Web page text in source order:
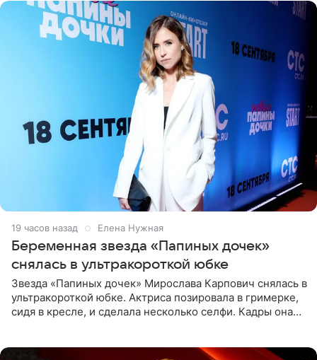
19 часов назад Елена Нужная
Беременная звезда «Папиных дочек»
снялась в ультракороткой юбке
Звезда «Папиных дочек» Мирослава Карпович снялась в
ультракороткой юбке. Актриса позировала в гримерке,
сидя в кресле, и сделала несколько селфи. Кадры она